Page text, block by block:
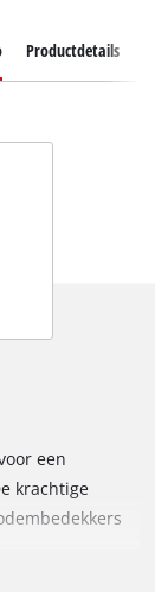
Productdetails
een
krachtige
en